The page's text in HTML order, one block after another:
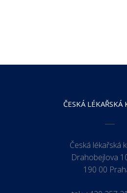
ČESKÁ LÉKAŘSKÁ
Česká lékařská
Drahobejlova
190 00